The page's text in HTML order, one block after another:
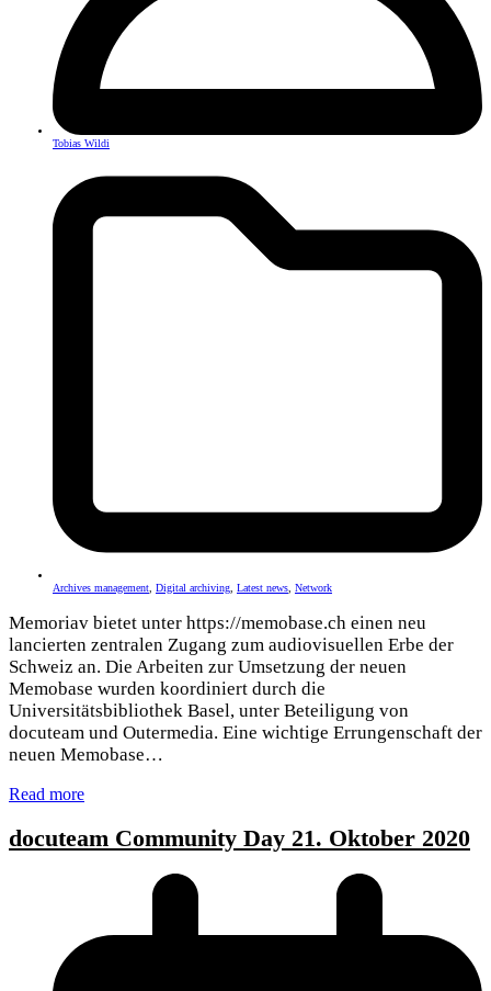
Tobias Wildi
Archives management Digital archiving Latest news Network
Memoriav bietet unter https://memobase.ch einen neu
lancierten zentralen Zugang zum audiovisuellen Erbe der
Schweiz an. Die Arbeiten zur Umsetzung der neuen
Memobase wurden koordiniert durch die
Universitätsbibliothek Basel, unter Beteiligung von
docuteam und Outermedia. Eine wichtige Errungenschaft der
neuen Memobase…
Read more
docuteam Community Day 21. Oktober 2020